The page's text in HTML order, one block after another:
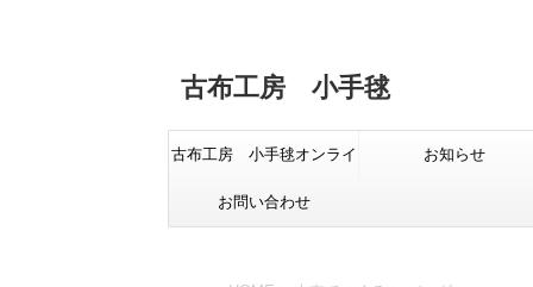
古布工房 小手毬
古布工房 小手毬オンライ
ンショップ
お知らせ
お問い合わせ